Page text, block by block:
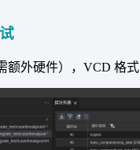
额外硬件），VCD 格式